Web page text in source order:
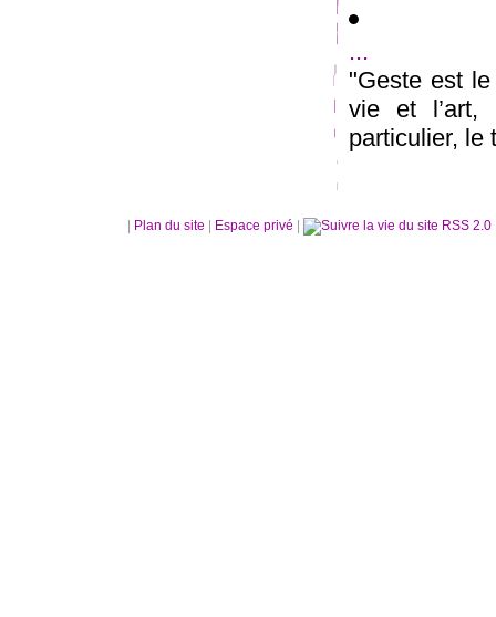
...
"Geste est
vie et l’art,
particulier, le
Plan du site Espace privé RSS 2.0